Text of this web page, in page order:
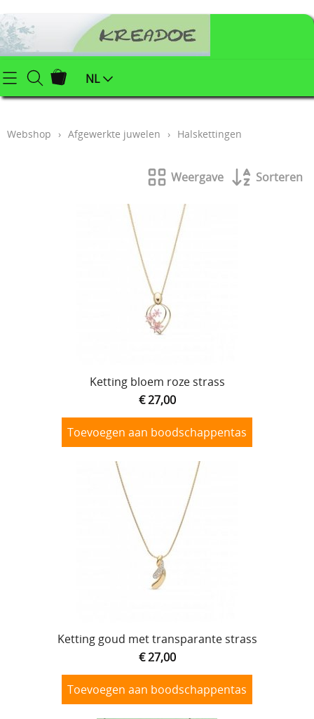
Startpagina
Klei (keramiek) benodigdheden
Powertex (textielverharder)
Schildersbenodigdheden
NL
Webshop › Afgewerkte juwelen › Halskettingen
Weergave Sorteren
Ketting bloem roze strass
€ 27,00
Toevoegen aan boodschappentas
Ketting goud met transparante strass
€ 27,00
Toevoegen aan boodschappentas